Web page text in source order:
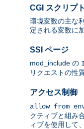
CGI スクリプト
環境変数の主な
定される変数に
SSI ページ
mod_include の
リクエストの性
アクセス制御
allow from
クティブと組み
ィブを使用して